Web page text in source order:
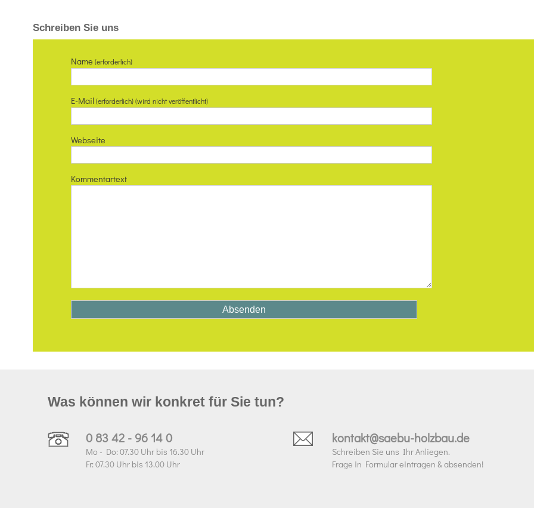
Schreiben Sie uns
Name(erforderlich)
E-Mail(erforderlich) (wird nicht veröffentlicht)
Webseite
Kommentartext
Was können wir konkret für Sie tun?
0 83 42 - 96 14 0
Mo - Do: 07.30 Uhr bis 16.30 Uhr
Fr: 07.30 Uhr bis 13.00 Uhr
kontakt@saebu-holzbau.de
Schreiben Sie uns Ihr Anliegen.
Frage in Formular eintragen & absenden!